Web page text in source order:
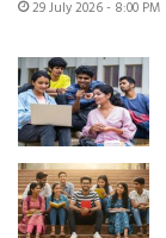
29 July 2026 - 8:00 PM